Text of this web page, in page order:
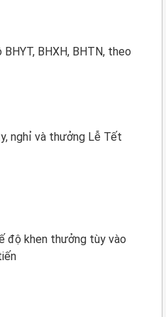
BHXH, BHTN, theo
nghỉ và thưởng Lễ Tết
độ khen thưởng tùy vào